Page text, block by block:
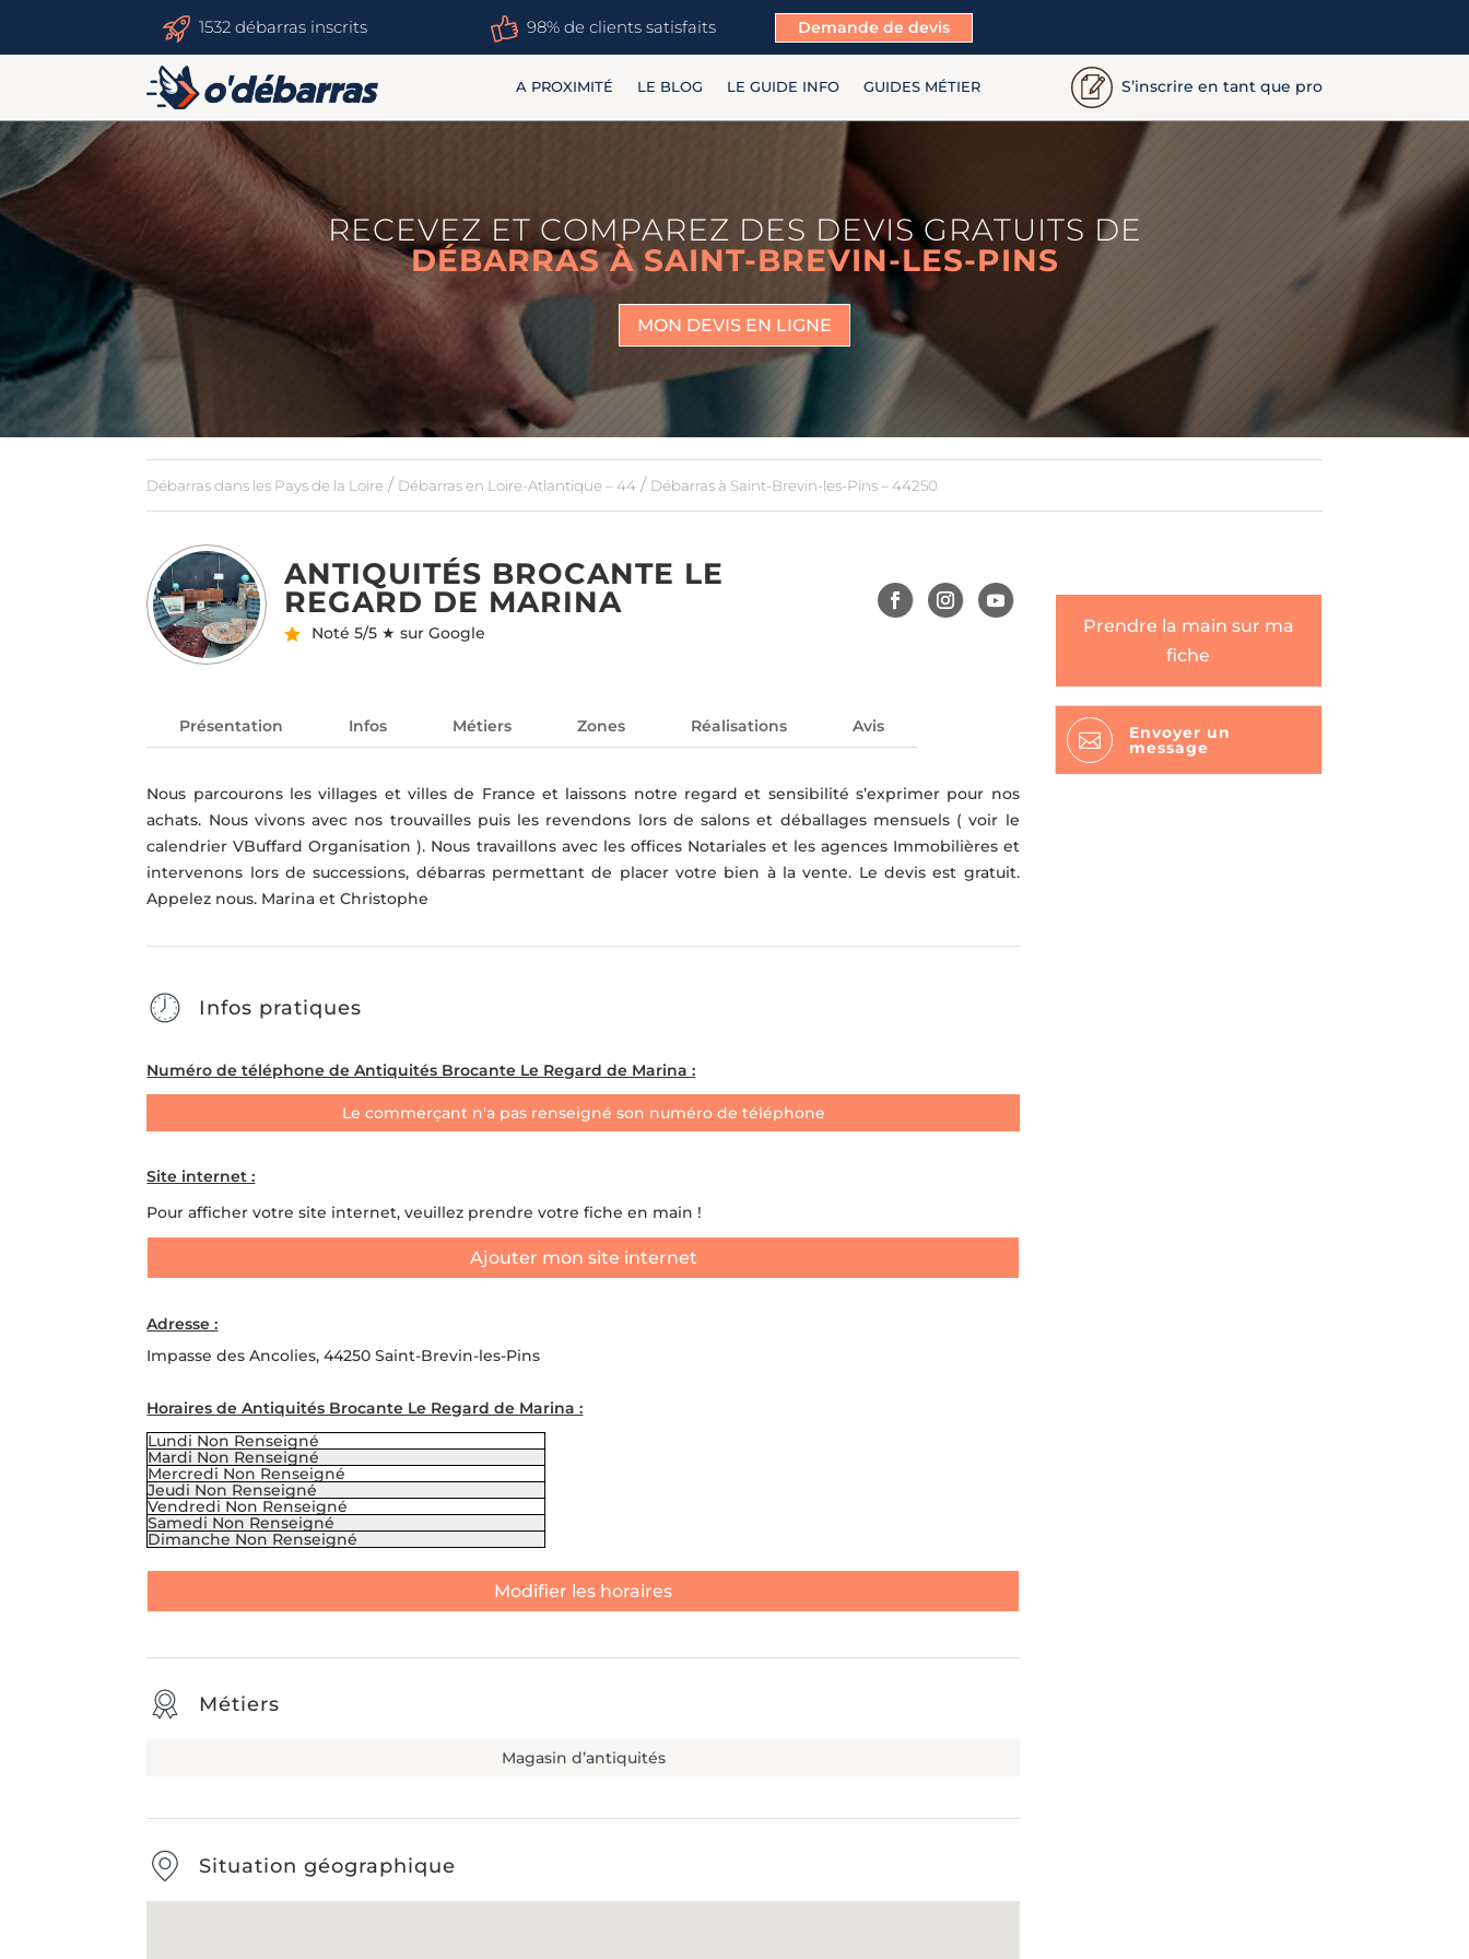
1532 débarras inscrits 98% de clients satisfaits Demande de devis
A PROXIMITÉ LE BLOG LE GUIDE INFO GUIDES MÉTIER S’inscrire en tant que pro
RECEVEZ ET COMPAREZ DES DEVIS GRATUITS DE
DÉBARRAS À SAINT-BREVIN-LES-PINS
MON DEVIS EN LIGNE
Débarras dans les Pays de la Loire / Débarras en Loire-Atlantique – 44 / Débarras à Saint-Brevin-les-Pins – 44250
ANTIQUITÉS BROCANTE LE
REGARD DE MARINA
Noté5/5 ★ sur Google
Présentation Infos Métiers Zones Réalisations Avis
Nous parcourons les villages et villes de France et laissons notre regard et sensibilité s’exprimer pour nos
achats. Nous vivons avec nos trouvailles puis les revendons lors de salons et déballages mensuels ( voir le
calendrier VBuffard Organisation ). Nous travaillons avec les offices Notariales et les agences Immobilières et
intervenons lors de successions, débarras permettant de placer votre bien à la vente. Le devis est gratuit.
Appelez nous. Marina et Christophe
Infos pratiques
Numéro de téléphone de Antiquités Brocante Le Regard de Marina :
Le commerçant n'a pas renseigné son numéro de téléphone
Site internet :
Pour afficher votre site internet, veuillez prendre votre fiche en main !
Ajouter mon site internet
Adresse :
Impasse des Ancolies, 44250 Saint-Brevin-les-Pins
Horaires de Antiquités Brocante Le Regard de Marina :
Lundi Non Renseigné
Mardi Non Renseigné
Mercredi Non Renseigné
Jeudi Non Renseigné
Vendredi Non Renseigné
Samedi Non Renseigné
Dimanche Non Renseigné
Modifier les horaires
Métiers
Magasin d’antiquités
Situation géographique
Prendre la main sur ma
fiche
 Envoyer un
message